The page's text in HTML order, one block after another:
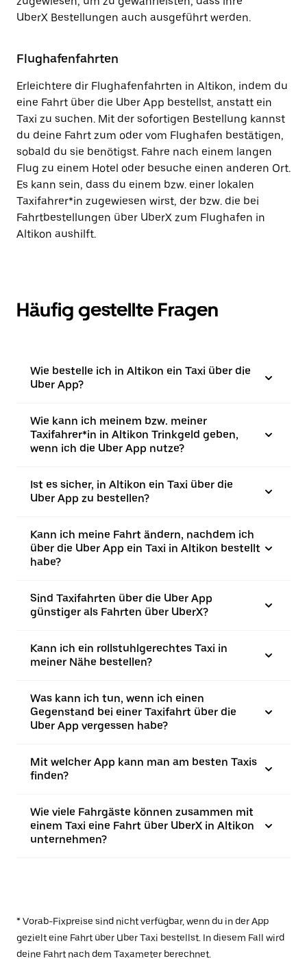
UberX Bestellungen auch ausgeführt werden.
Flughafenfahrten
Erleichtere dir Flughafenfahrten in Altikon, indem du
eine Fahrt über die Uber App bestellst, anstatt ein
Taxi zu suchen. Mit der sofortigen Bestellung kannst
du deine Fahrt zum oder vom Flughafen bestätigen,
sobald du sie benötigst. Fahre nach einem langen
Flug zu einem Hotel oder besuche einen anderen Ort.
Es kann sein, dass du einem bzw. einer lokalen
Taxifahrer*in zugewiesen wirst, der bzw. die bei
Fahrtbestellungen über UberX zum Flughafen in
Altikon aushilft.
Häufig gestellte Fragen
Wie bestelle ich in Altikon ein Taxi über die
Uber App?
Wie kann ich meinem bzw. meiner
Taxifahrer*in in Altikon Trinkgeld geben,
wenn ich die Uber App nutze?
Ist es sicher, in Altikon ein Taxi über die
Uber App zu bestellen?
Kann ich meine Fahrt ändern, nachdem ich
über die Uber App ein Taxi in Altikon bestellt
habe?
Sind Taxifahrten über die Uber App
günstiger als Fahrten über UberX?
Kann ich ein rollstuhlgerechtes Taxi in
meiner Nähe bestellen?
Was kann ich tun, wenn ich einen
Gegenstand bei einer Taxifahrt über die
Uber App vergessen habe?
Mit welcher App kann man am besten Taxis
finden?
Wie viele Fahrgäste können zusammen mit
einem Taxi eine Fahrt über UberX in Altikon
unternehmen?
* Vorab-Fixpreise sind nicht verfügbar, wenn du in der App
gezielt eine Fahrt über Uber Taxi bestellst. In diesem Fall wird
deine Fahrt nach dem Taxameter berechnet.